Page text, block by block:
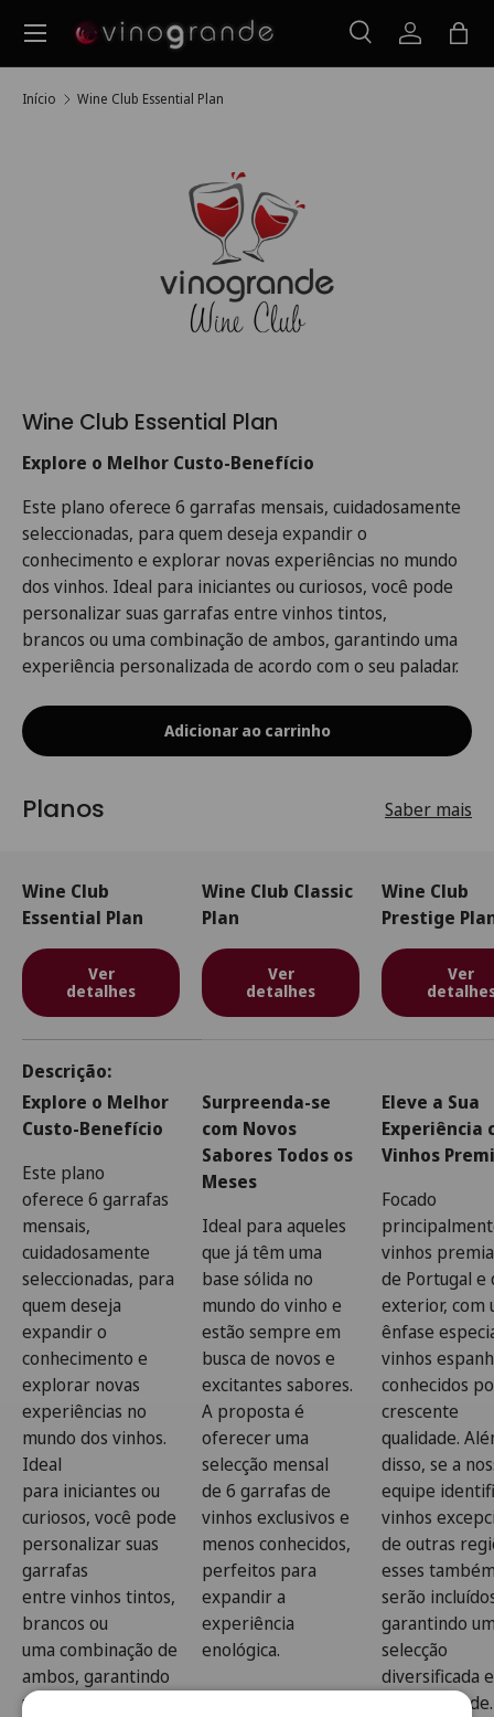
Ir para o conteúdo
Pesquisar
PesquisarIniciarSaco
Menu
Início Wine Club Essential Plan
Wine Club Essential Plan
Explore o Melhor Custo-Benefício
Este plano oferece 6 garrafas mensais, cuidadosamente
seleccionadas, para quem deseja expandir o
conhecimento e explorar novas experiências no mundo
dos vinhos. Ideal para iniciantes ou curiosos, você pode
personalizar suas garrafas entre vinhos tintos,
brancos ou uma combinação de ambos, garantindo uma
experiência personalizada de acordo com o seu paladar.
Adicionar ao carrinho
Planos Saber mais
Wine Club
Essential Plan
Ver
detalhes
Wine Club Classic
Plan
Ver
detalhes
Wine Club
Prestige
Ver
Descrição
Explore o Melhor
Custo-Benefício
Este plano
oferece 6 garrafas
mensais,
cuidadosamente
seleccionadas, para
quem deseja
expandir o
conhecimento e
explorar novas
experiências no
mundo dos vinhos.
Ideal
para iniciantes ou
curiosos, você pode
personalizar suas
garrafas
entre vinhos tintos,
brancos ou
uma combinação de
ambos, garantindo
uma experiência
Surpreenda-se
com Novos
Sabores Todos os
Meses
Ideal para aqueles
que já têm uma
base sólida no
mundo do vinho e
estão sempre em
busca de novos e
excitantes sabores.
A proposta é
oferecer uma
selecção mensal
de 6 garrafas de
vinhos exclusivos e
menos conhecidos,
perfeitos para
expandir a
experiência
enológica.
Eleve a Sua
Experiência
Vinhos
Focado
vinhos
de Portugal e
exterior, com
ênfase
vinhos
conhecidos
crescente
qualidade.
disso, se a
equipe
vinhos
de outras
esses
serão
garantindo
selecção
diversificada
alta qualidade.